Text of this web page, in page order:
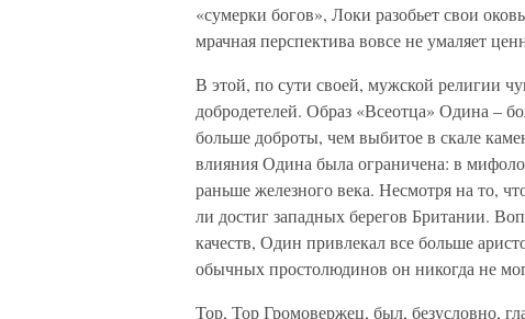
«сумерки богов», Локи разобьет свои
мрачная перспектива вовсе не умаляет
В этой, по сути своей, мужской религии
добродетелей. Образ «Всеотца» Одина –
больше доброты, чем выбитое в скале
влияния Одина была ограничена: в
раньше железного века. Несмотря на то,
ли достиг западных берегов Британии.
качеств, Один привлекал все больше
обычных простолюдинов он никогда не
Тор, Тор Громовержец, был, безусловно,